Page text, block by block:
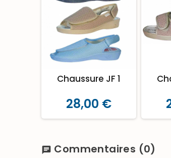
Chaussure JF 1
28,00 €
chat Commentaires (0)